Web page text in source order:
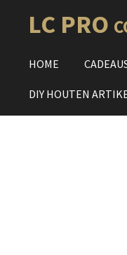
directLC PRO
HOME
DIY HOUTEN